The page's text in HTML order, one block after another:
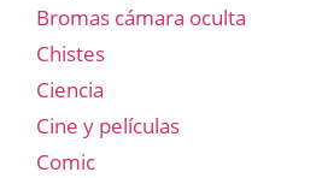
Bromas cámara oculta
Chistes
Ciencia
Cine y películas
Comic